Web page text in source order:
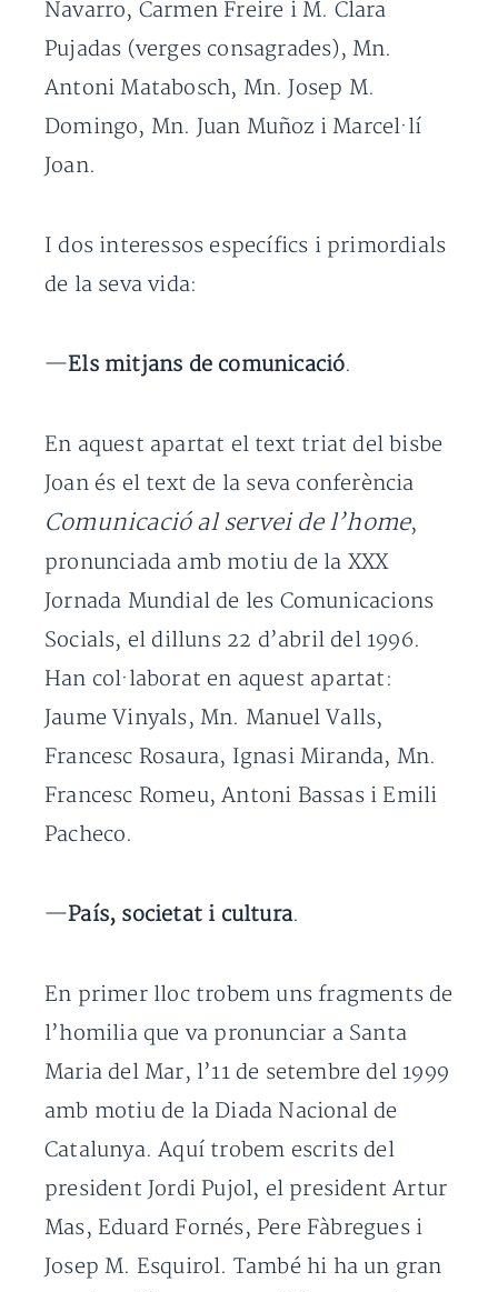
Navarro, Carmen Freire i M. Clara
Pujadas (verges consagrades), Mn.
Antoni Matabosch, Mn. Josep M.
Domingo, Mn. Juan Muñoz i Marcel·lí
Joan.
I dos interessos específics i primordials
de la seva vida:
—Els mitjans de comunicació.
En aquest apartat el text triat del bisbe
Joan és el text de la seva conferència
Comunicació al servei de l’home,
pronunciada amb motiu de la XXX
Jornada Mundial de les Comunicacions
Socials, el dilluns 22 d’abril del 1996.
Han col·laborat en aquest apartat:
Jaume Vinyals, Mn. Manuel Valls,
Francesc Rosaura, Ignasi Miranda, Mn.
Francesc Romeu, Antoni Bassas i Emili
Pacheco.
—País, societat i cultura.
En primer lloc trobem uns fragments de
l’homilia que va pronunciar a Santa
Maria del Mar, l’11 de setembre del 1999
amb motiu de la Diada Nacional de
Catalunya. Aquí trobem escrits del
president Jordi Pujol, el president Artur
Mas, Eduard Fornés, Pere Fàbregues i
Josep M. Esquirol. També hi ha un gran